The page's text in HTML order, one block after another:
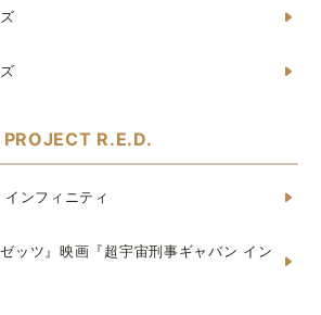
PROJECT R.E.D.
ンフィニティ
ッツ』映画『超宇宙刑事ギャバン イン